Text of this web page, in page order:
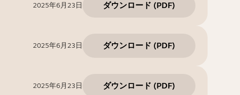
2025年6月23日 ダウンロード (PDF)
2025年6月23日 ダウンロード (PDF)
2025年6月23日 ダウンロード (PDF)